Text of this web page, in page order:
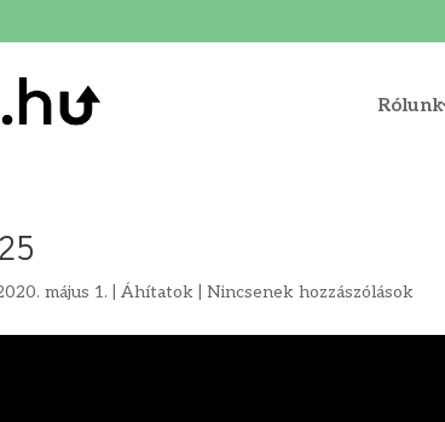
Rólunk
május 1. |Áhítatok |Nincsenek hozzászólások